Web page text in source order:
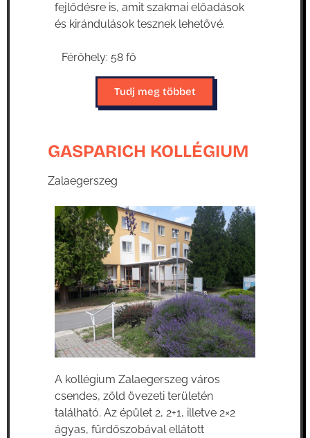
fejlődésre is, amit szakmai előadások
és kirándulások tesznek lehetővé.
Férőhely: 58 fő
Tudj meg többet
GASPARICH KOLLÉGIUM
Zalaegerszeg
A kollégium Zalaegerszeg város
csendes, zöld övezeti területén
található. Az épület 2, 2+1, illetve 2×2
ágyas, fürdőszobával ellátott